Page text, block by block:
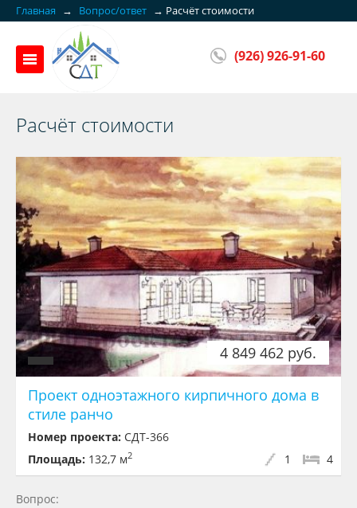
Главная → Вопрос/ответ → Расчёт стоимости
(926) 926-91-60
Расчёт стоимости
4 849 462 руб.
Проект одноэтажного кирпичного дома в
стиле ранчо
Номер проекта: СДТ-366
Площадь: 132,7 м2 4
1
Вопрос: